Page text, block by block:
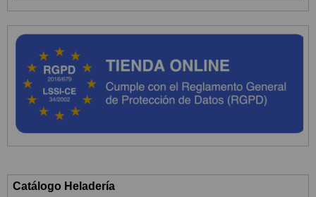
Catálogo Heladería